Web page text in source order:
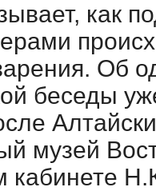
как
Об
беседы
музей